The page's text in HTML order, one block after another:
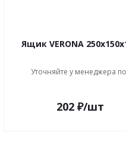
Ящик VERONA
Уточняйте у менеджера по
202₽/шт